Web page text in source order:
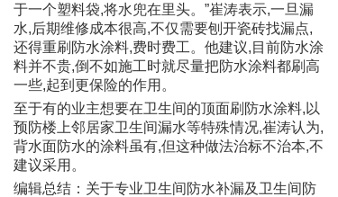
于一个塑料袋,将水兜在里头。”崔涛表示,一旦漏
水,后期维修成本很高,不仅需要刨开瓷砖找漏点,
还得重刷防水涂料,费时费工。他建议,目前防水涂
料并不贵,倒不如施工时就尽量把防水涂料都刷高
一些,起到更保险的作用。
至于有的业主想要在卫生间的顶面刷防水涂料,以
预防楼上邻居家卫生间漏水等特殊情况,崔涛认为,
背水面防水的涂料虽有,但这种做法治标不治本,不
建议采用。
编辑总结：关于专业卫生间防水补漏及卫生间防